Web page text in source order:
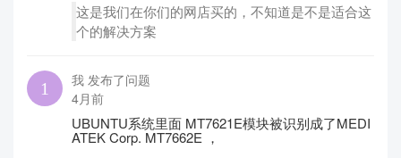
这是我们在你们的网店买的，不知道是不是适合这
个的解决方案
我 发布了问题
4月前
UBUNTU系统里面 MT7621E模块被识别成了MEDI
ATEK Corp. MT7662E ，